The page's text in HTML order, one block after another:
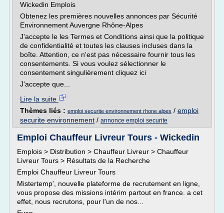
Wickedin Emplois
Obtenez les premières nouvelles annonces par Sécurité
Environnement Auvergne Rhône-Alpes
J'accepte le les Termes et Conditions ainsi que la politique
de confidentialité et toutes les clauses incluses dans la
boîte. Attention, ce n'est pas nécessaire fournir tous les
consentements. Si vous voulez sélectionner le
consentement singulièrement cliquez ici
J'accepte que...
Lire la suite
Thèmes liés : emploi securite environnement rhone alpes / emploi
securite environnement / annonce emploi securite
Emploi Chauffeur Livreur Tours - Wickedin
Emplois > Distribution > Chauffeur Livreur > Chauffeur
Livreur Tours > Résultats de la Recherche
Emploi Chauffeur Livreur Tours
Mistertemp', nouvelle plateforme de recrutement en ligne,
vous propose des missions intérim partout en france. a cet
effet, nous recrutons, pour l'un de nos...